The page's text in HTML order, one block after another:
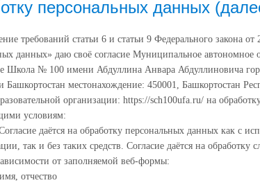
персональных данных
требований статьи 6 и статьи 9 Федерального закона
данных» даю своё согласие Муниципальное автономное
Школа № 100 имени Абдуллина Анвара Абдуллиновича
Башкортостан местонахождение: 450001, Башкортостан
организации: https://sch100ufa.ru/ на
условиям:
даётся на обработку персональных данных как с
так и без таких средств. Согласие даётся на
от заполняемой веб-формы:
отчество